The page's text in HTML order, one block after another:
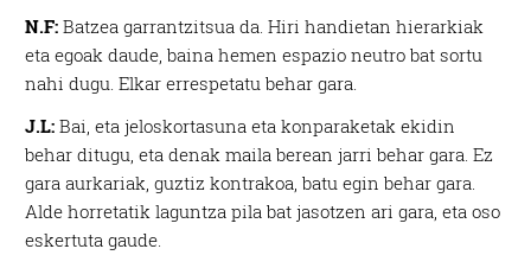
N.F: Batzea garrantzitsua da. Hiri handietan hierarkiak
eta egoak daude, baina hemen espazio neutro bat sortu
nahi dugu. Elkar errespetatu behar gara.
J.L: Bai, eta jeloskortasuna eta konparaketak ekidin
behar ditugu, eta denak maila berean jarri behar gara. Ez
gara aurkariak, guztiz kontrakoa, batu egin behar gara.
Alde horretatik laguntza pila bat jasotzen ari gara, eta oso
eskertuta gaude.